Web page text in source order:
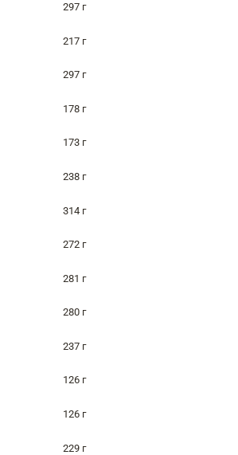
297 г
217 г
297 г
178 г
173 г
238 г
314 г
272 г
281 г
280 г
237 г
126 г
126 г
229 г